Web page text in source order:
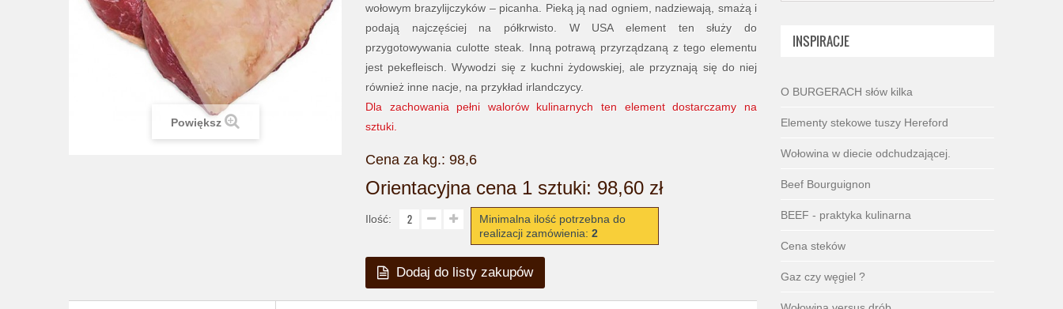
Powiększ
wołowym brazylijczyków – picanha. Pieką ją nad ogniem, nadziewają, smażą i
podają najczęściej na półkrwisto. W USA element ten służy do
przygotowywania culotte steak. Inną potrawą przyrządzaną z tego elementu
jest pekefleisch. Wywodzi się z kuchni żydowskiej, ale przyznają się do niej
również inne nacje, na przykład irlandczycy.
Dla zachowania pełni walorów kulinarnych ten element dostarczamy na
sztuki.
Cena za kg.: 98,6
Orientacyjna cena 1 sztuki: 98,60 zł
Ilość:
Minimalna ilość potrzebna do
realizacji zamówienia: 2
Dodaj do listy zakupów
INSPIRACJE
O BURGERACH słów kilka
Elementy stekowe tuszy Hereford
Wołowina w diecie odchudzającej.
Beef Bourguignon
BEEF - praktyka kulinarna
Cena steków
Gaz czy węgiel ?